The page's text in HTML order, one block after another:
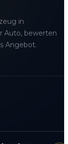
in
Auto, bewerten
Angebot.